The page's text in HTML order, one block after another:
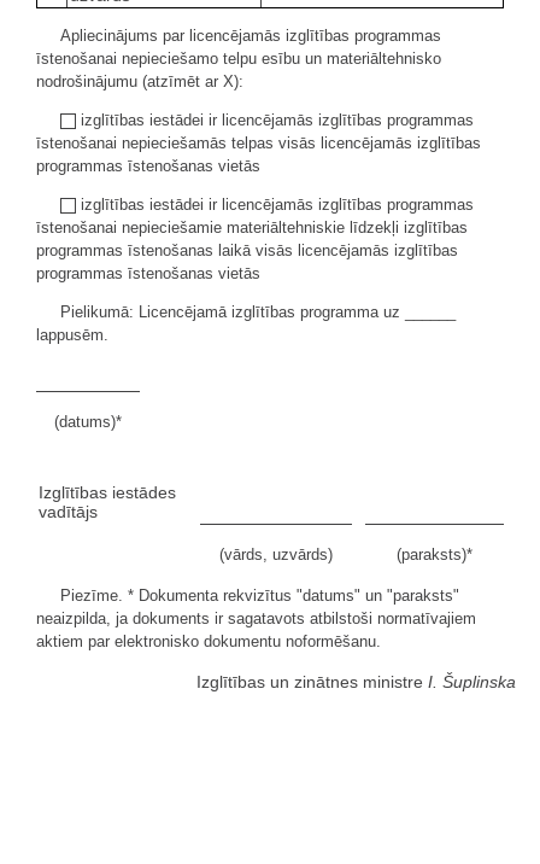
Apliecinājums par licencējamās izglītības programmas
īstenošanai nepieciešamo telpu esību un materiāltehnisko
nodrošinājumu (atzīmēt ar X):
izglītības iestādei ir licencējamās izglītības programmas
īstenošanai nepieciešamās telpas visās licencējamās izglītības
programmas īstenošanas vietās
izglītības iestādei ir licencējamās izglītības programmas
īstenošanai nepieciešamie materiāltehniskie līdzekļi izglītības
programmas īstenošanas laikā visās licencējamās izglītības
programmas īstenošanas vietās
Pielikumā: Licencējamā izglītības programma uz ______
lappusēm.
(datums)*
Izglītības iestādes
vadītājs
(vārds, uzvārds) (paraksts)*
Piezīme. * Dokumenta rekvizītus "datums" un "paraksts"
neaizpilda, ja dokuments ir sagatavots atbilstoši normatīvajiem
aktiem par elektronisko dokumentu noformēšanu.
Izglītības un zinātnes ministre I. Šuplinska